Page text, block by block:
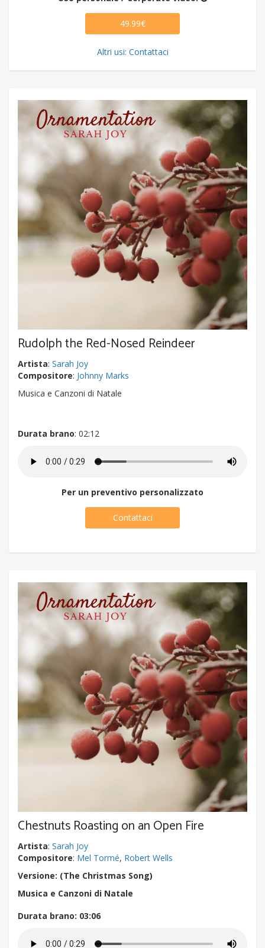
49.99€
Altri usi: Contattaci
Rudolph the Red-Nosed Reindeer
Artista: Sarah Joy
Compositore: Johnny Marks
Musica e Canzoni di Natale
Durata brano: 02:12
Per un preventivo personalizzato
Contattaci
Chestnuts Roasting on an Open Fire
Artista: Sarah Joy
Compositore: Mel Tormé, Robert Wells
Versione: (The Christmas Song)
Musica e Canzoni di Natale
Durata brano: 03:06